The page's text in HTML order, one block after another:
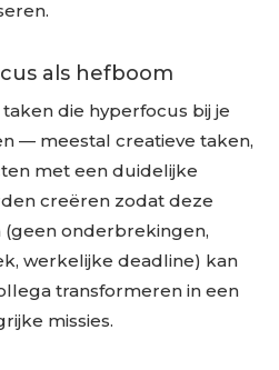
als hefboom
die hyperfocus bij je
— meestal creatieve taken,
met een duidelijke
creëren zodat deze
onderbrekingen,
werkelijke deadline) kan
transformeren in een
missies.